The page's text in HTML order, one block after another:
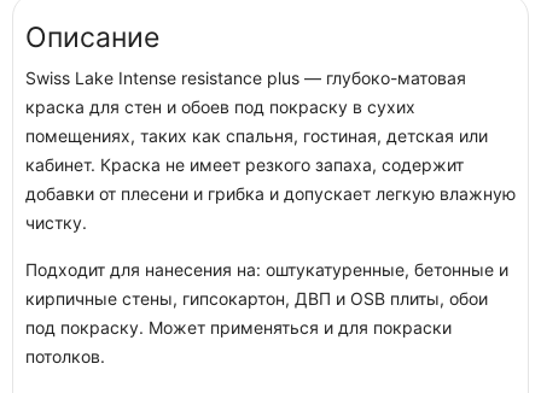
Описание
Swiss Lake Intense resistance plus — глубоко-матовая
краска для стен и обоев под покраску в сухих
помещениях, таких как спальня, гостиная, детская или
кабинет. Краска не имеет резкого запаха, содержит
добавки от плесени и грибка и допускает легкую влажную
чистку.
Подходит для нанесения на: оштукатуренные, бетонные и
кирпичные стены, гипсокартон, ДВП и OSB плиты, обои
под покраску. Может применяться и для покраски
потолков.